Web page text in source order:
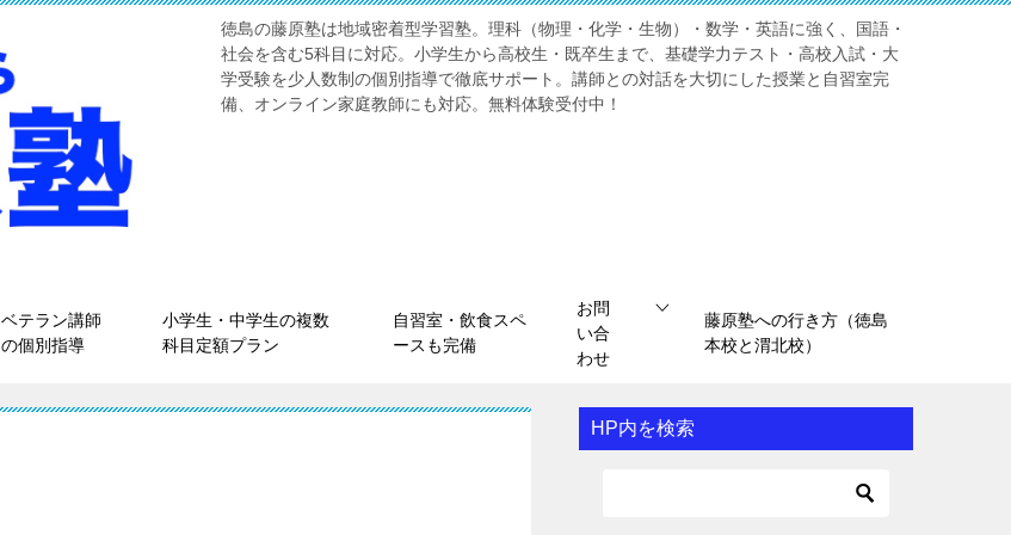
徳島の藤原塾は地域密着型学習塾。理科（物理・化学・生物）・数学・英語に強く、国語・
社会を含む5科目に対応。小学生から高校生・既卒生まで、基礎学力テスト・高校入試・大
学受験を少人数制の個別指導で徹底サポート。講師との対話を大切にした授業と自習室完
備、オンライン家庭教師にも対応。無料体験受付中！
ベテラン講師
の個別指導
小学生・中学生の複数
科目定額プラン
自習室・飲食スペ
ースも完備
お問
い合
わせ
藤原塾への行き方（徳島
本校と渭北校）
HP内を検索